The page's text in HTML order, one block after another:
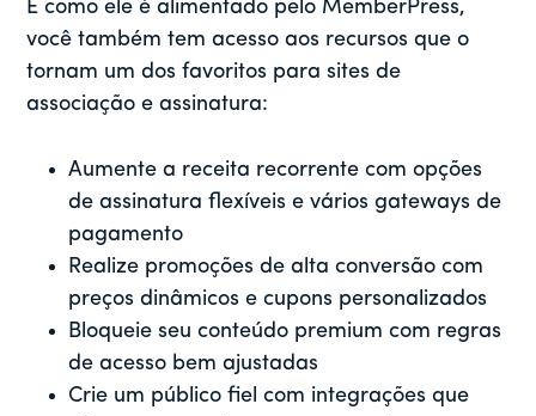
E como ele é alimentado pelo MemberPress,
você também tem acesso aos recursos que o
tornam um dos favoritos para sites de
associação e assinatura:
Aumente a receita recorrente com opções
de assinatura flexíveis e vários gateways de
pagamento
Realize promoções de alta conversão com
preços dinâmicos e cupons personalizados
Bloqueie seu conteúdo premium com regras
de acesso bem ajustadas
Crie um público fiel com integrações que